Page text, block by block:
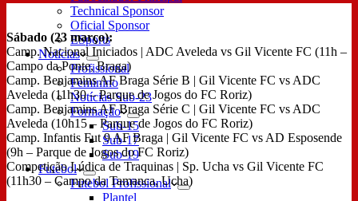
Technical Sponsor
Oficial Sponsor
ESports
Notícias
Profissional
Feminino
Notícias Sub-23
Formação
Sub-15
Sub-17
Sub-19
Futebol
Futebol Profissional
Plantel
Sábado (23 março):
Camp. Nacional Iniciados | ADC Aveleda vs Gil Vicente FC (11h –
Campo da Ponte, Braga)
Camp. Benjamins AF Braga Série B | Gil Vicente FC vs ADC
Aveleda (11h30 – Parque de Jogos do FC Roriz)
Camp. Benjamins AF Braga Série C | Gil Vicente FC vs ADC
Aveleda (10h15 – Parque de Jogos do FC Roriz)
Camp. Infantis Fut 9 AF Braga | Gil Vicente FC vs AD Esposende
(9h – Parque de Jogos do FC Roriz)
Competição Lúdica de Traquinas | Sp. Ucha vs Gil Vicente FC
(11h30 – Campo da Tamanca, Ucha)